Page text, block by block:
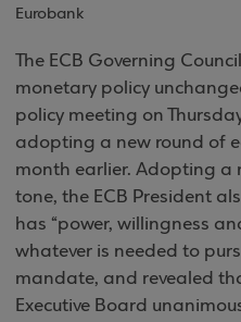
Eurobank
The ECB Governing
monetary policy
policy meeting on
adopting a new round of
month earlier. Adopting a
tone, the ECB President
has “power, willingness
whatever is needed to
mandate, and revealed
Executive Board